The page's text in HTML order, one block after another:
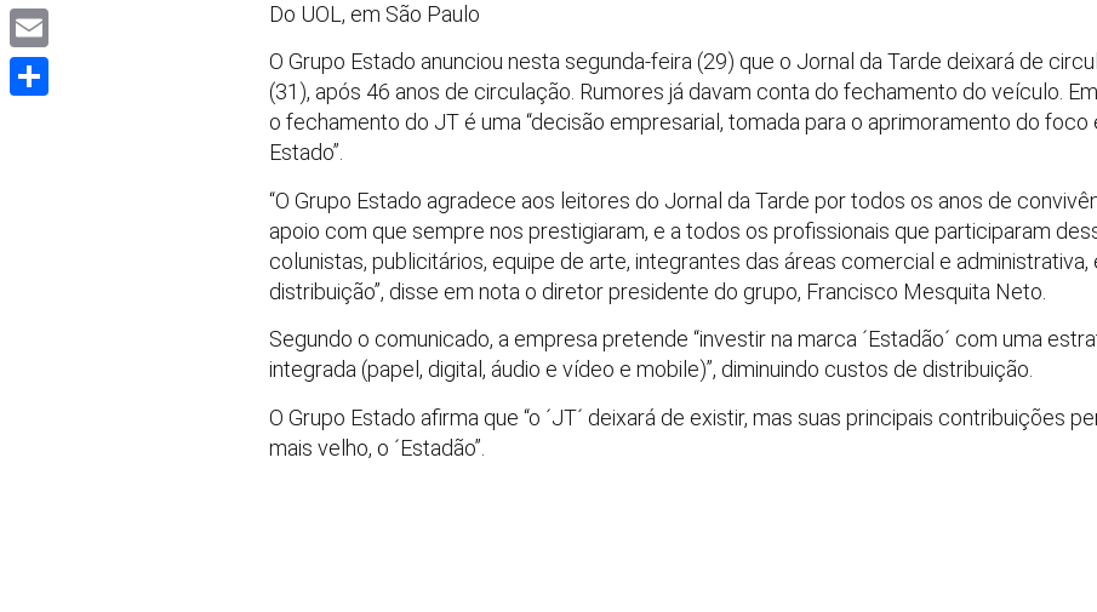
Do UOL, em São Paulo
O Grupo Estado anunciou nesta segunda-feira (29) que o Jornal da Tarde deixará de
(31), após 46 anos de circulação. Rumores já davam conta do fechamento do veículo.
o fechamento do JT é uma “decisão empresarial, tomada para o aprimoramento do
Estado”.
“O Grupo Estado agradece aos leitores do Jornal da Tarde por todos os anos de
apoio com que sempre nos prestigiaram, e a todos os profissionais que participaram
colunistas, publicitários, equipe de arte, integrantes das áreas comercial e
distribuição”, disse em nota o diretor presidente do grupo, Francisco Mesquita Neto.
Segundo o comunicado, a empresa pretende “investir na marca ´Estadão´ com uma
integrada (papel, digital, áudio e vídeo e mobile)”, diminuindo custos de distribuição.
O Grupo Estado afirma que “o ´JT´ deixará de existir, mas suas principais contribuições
mais velho, o ´Estadão”.
Telegram
Email